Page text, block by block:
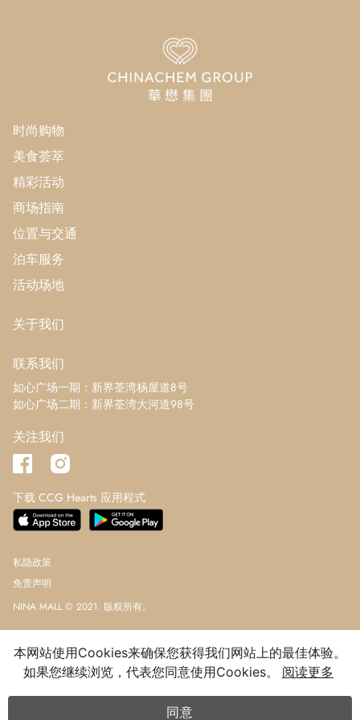
时尚购物
美食荟萃
精彩活动
商场指南
位置与交通
泊车服务
活动场地
关于我们
联系我们
如心广场一期：新界荃湾杨屋道8号
如心广场二期：新界荃湾大河道98号
关注我们
下载 CCG Hearts 应用程式
NINA MALL © 2021. 版权所有。
私隐政策
免责声明
本网站使用Cookies来确保您获得我们网站上的最佳体验。
如果您继续浏览，代表您同意使用Cookies。
阅读更多
同意